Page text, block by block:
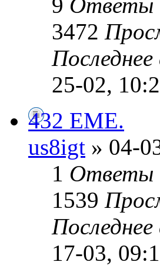
3472
25-02,
432 EME.
us8igt » 04-
1 Ответы
1539
17-03,